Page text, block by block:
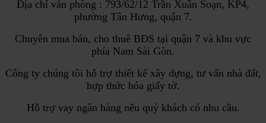
Địa chỉ văn phòng : 793/62/12 Trần Xuân Soạn, KP4,
phường Tân Hưng, quận 7.
Chuyên mua bán, cho thuê BĐS tại quận 7 và khu vực
phía Nam Sài Gòn.
Công ty chúng tôi hỗ trợ thiết kế xây dựng, tư vấn nhà đất,
hợp thức hóa giấy tờ.
Hỗ trợ vay ngân hàng nếu quý khách có nhu cầu.